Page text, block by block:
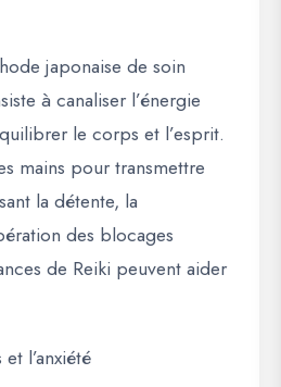
japonaise de soin
à canaliser l’énergie
le corps et l’esprit.
mains pour transmettre
la détente, la
des blocages
de Reiki peuvent aider
l’anxiété